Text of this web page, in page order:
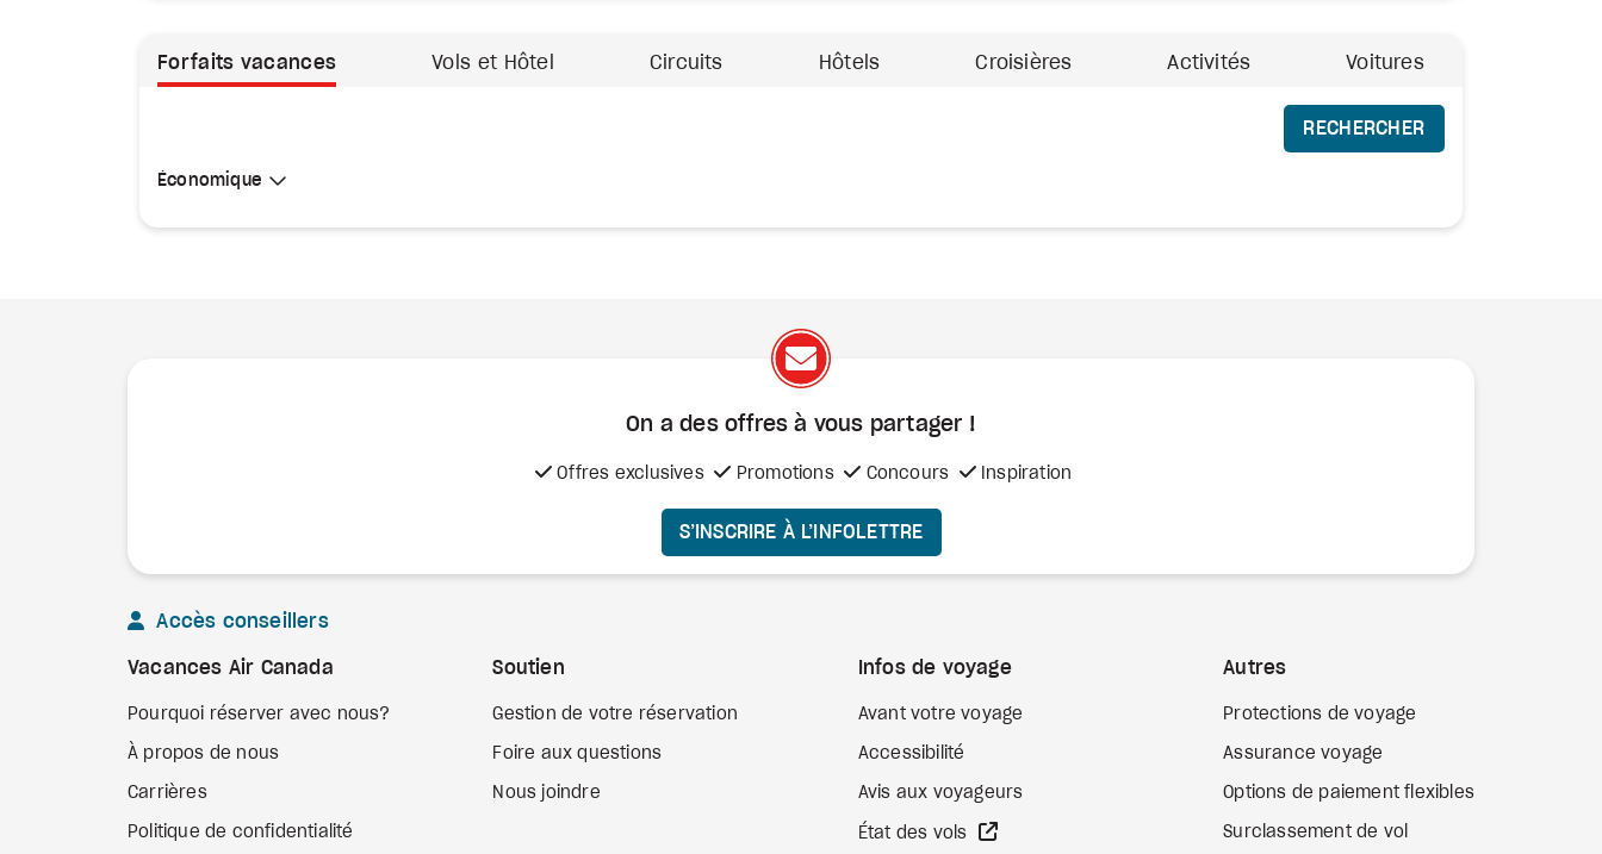
Forfaits vacances Vols et Hôtel Circuits Hôtels Croisières Activités Voitures
Sélectionner une cabine
Économique
Économique
RECHERCHER
On a des offres à vous partager !
Offres exclusives Promotions Concours Inspiration
S’INSCRIRE À L’INFOLETTRE
Accès conseillers
Vacances Air Canada
Pourquoi réserver avec nous?
À propos de nous
Carrières
Politique de confidentialité
Soutien
Gestion de votre réservation
Foire aux questions
Nous joindre
Infos de voyage
Avant votre voyage
Accessibilité
Avis aux voyageurs
État des vols
Autres
Protections de voyage
Assurance voyage
Options de paiement flexibles
Surclassement de vol